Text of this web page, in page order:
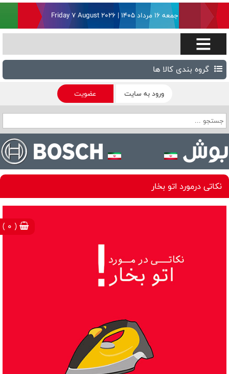
( 0 )
جمعه ۱۶ مرداد ۱۴۰۵ | Friday 7 August 2026
گروه بندی کالا ها
ورود به سایت عضویت
نکاتی درمورد اتو بخار